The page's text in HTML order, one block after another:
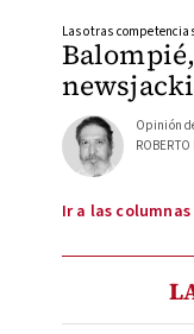
Las otras
Opinión
Ir a las